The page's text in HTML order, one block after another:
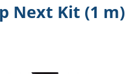
Next Kit (1 m)